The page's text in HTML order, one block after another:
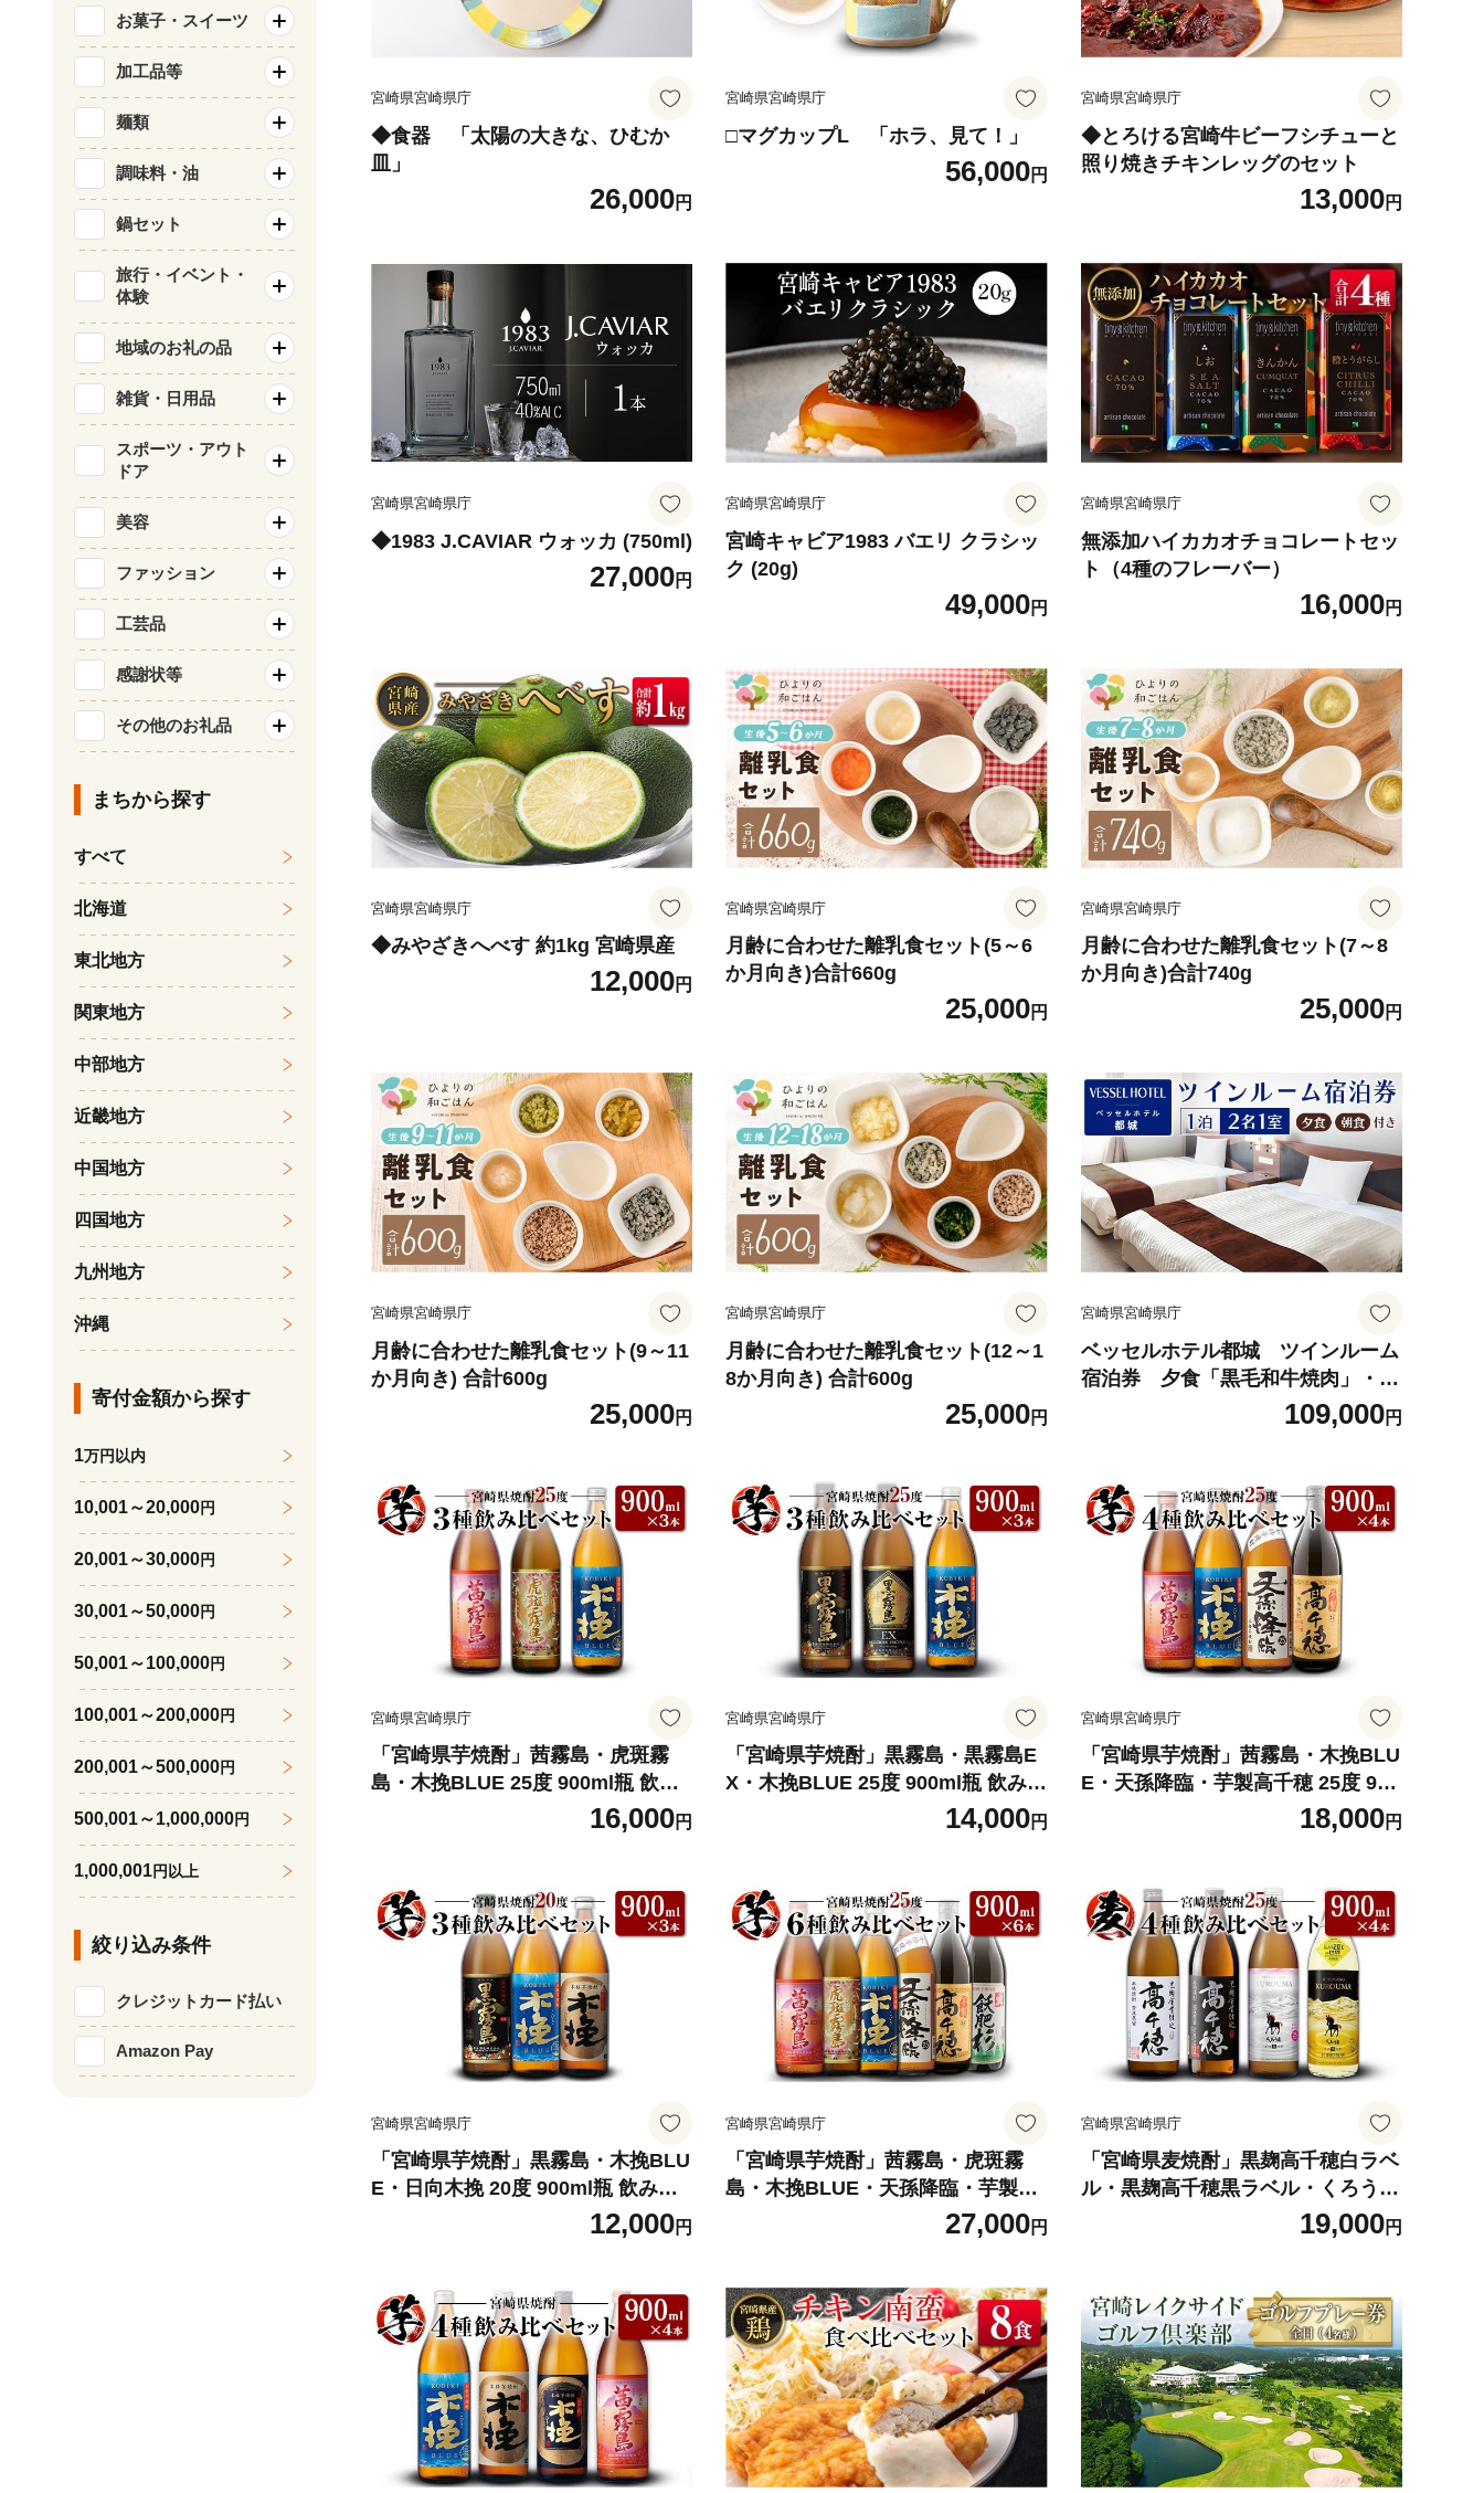
宮崎県宮崎県庁
◆食器 「太陽の大きな、ひむか
皿」
26,000円
宮崎県宮崎県庁
□マグカップL 「ホラ、見て！」
56,000円
宮崎県宮崎県庁
◆とろける宮崎牛ビーフシチューと
照り焼きチキンレッグのセット
13,000円
宮崎県宮崎県庁
◆1983 J.CAVIAR ウォッカ (750ml)
27,000円
宮崎県宮崎県庁
宮崎キャビア1983 バエリ クラシッ
ク (20g)
49,000円
宮崎県宮崎県庁
無添加ハイカカオチョコレートセッ
ト（4種のフレーバー）
16,000円
宮崎県宮崎県庁
◆みやざきへべす 約1kg 宮崎県産
12,000円
宮崎県宮崎県庁
月齢に合わせた離乳食セット(5～6
か月向き)合計660g
25,000円
宮崎県宮崎県庁
月齢に合わせた離乳食セット(7～8
か月向き)合計740g
25,000円
宮崎県宮崎県庁
月齢に合わせた離乳食セット(9～11
か月向き) 合計600g
25,000円
宮崎県宮崎県庁
月齢に合わせた離乳食セット(12～1
8か月向き) 合計600g
25,000円
宮崎県宮崎県庁
ベッセルホテル都城 ツインルーム
宿泊券 夕食「黒毛和牛焼肉」・朝
食「和洋バイキング」付き109,000円
宮崎県宮崎県庁
「宮崎県芋焼酎」茜霧島・虎斑霧
島・木挽BLUE 25度 900ml瓶 飲み
16,000円
宮崎県宮崎県庁
「宮崎県芋焼酎」黒霧島・黒霧島E
X・木挽BLUE 25度 900ml瓶 飲み比
14,000円
宮崎県宮崎県庁
「宮崎県芋焼酎」茜霧島・木挽BLU
E・天孫降臨・芋製高千穂 25度 900
18,000円
宮崎県宮崎県庁
「宮崎県芋焼酎」黒霧島・木挽BLU
E・日向木挽 20度 900ml瓶 飲み比
12,000円
宮崎県宮崎県庁
「宮崎県芋焼酎」茜霧島・虎斑霧
島・木挽BLUE・天孫降臨・芋製高
千穂・爽飫肥杉 25度 900ml瓶 飲み
27,000円
宮崎県宮崎県庁
「宮崎県麦焼酎」黒麹高千穂白ラベ
ル・黒麹高千穂黒ラベル・くろう
ま・長期貯蔵酒ひむかのくろうま 2
5度 900ml 飲み比べ4本セット
19,000円
お菓子・スイーツ
加工品等
麺類
調味料・油
鍋セット
旅行・イベント・
体験
地域のお礼の品
雑貨・日用品
スポーツ・アウト
ドア
美容
ファッション
工芸品
感謝状等
その他のお礼品
まちから探す
すべて
北海道
東北地方
関東地方
中部地方
近畿地方
中国地方
四国地方
九州地方
沖縄
寄付金額から探す
1万円以内
10,001～20,000円
20,001～30,000円
30,001～50,000円
50,001～100,000円
100,001～200,000円
200,001～500,000円
500,001～1,000,000円
1,000,001円以上
絞り込み条件
クレジットカード払い
Amazon Pay